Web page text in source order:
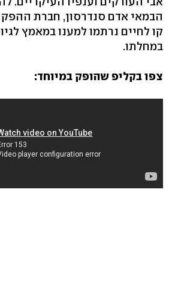
קו לחיים נרתמו למענו במאמץ
במחלתו.
צפו בקליפ שהופק במיוחד: